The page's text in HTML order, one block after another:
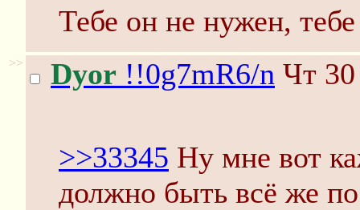
Тебе он не нужен,
>> Dyor !!0g7mR6/n Чт
>>33345 Ну мне вот
должно быть всё же